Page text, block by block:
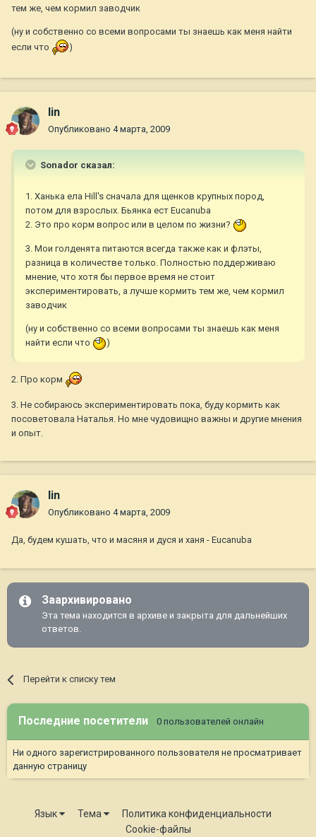
тем же, чем кормил заводчик
(ну и собственно со всеми вопросами ты знаешь как меня найти
если что
)
lin
Опубликовано 4 марта, 2009
Sonador сказал:
1. Ханька ела Hill's сначала для щенков крупных пород,
потом для взрослых. Бьянка ест Eucanuba
2. Это про корм вопрос или в целом по жизни?
3. Мои голденята питаются всегда также как и флэты,
разница в количестве только. Полностью поддерживаю
мнение, что хотя бы первое время не стоит
экспериментировать, а лучше кормить тем же, чем кормил
заводчик
(ну и собственно со всеми вопросами ты знаешь как меня
найти если что
)
2. Про корм
3. Не собираюсь экспериментировать пока, буду кормить как
посоветовала Наталья. Но мне чудовищно важны и другие мнения
и опыт.
lin
Опубликовано 4 марта, 2009
Да, будем кушать, что и масяня и дуся и ханя - Eucanuba
Заархивировано
Эта тема находится в архиве и закрыта для дальнейших
ответов.
Перейти к списку тем
Последние посетители 0 пользователей онлайн
Ни одного зарегистрированного пользователя не просматривает
данную страницу
Язык Тема
Политика конфиденциальности
Cookie-файлы